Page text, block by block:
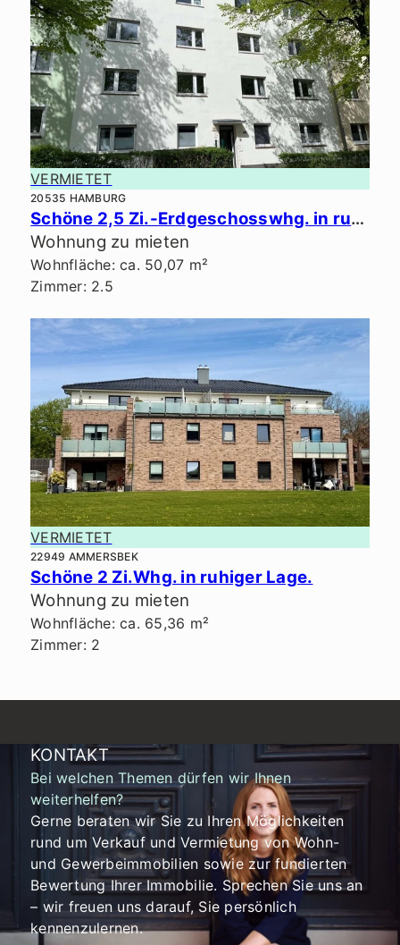
VERMIETET
20535 HAMBURG
Schöne 2,5 Zi.-Erdgeschosswhg. in ruhiger Lage.
Wohnung zu mieten
Wohnfläche: ca. 50,07 m²
Zimmer: 2.5
VERMIETET
22949 AMMERSBEK
Schöne 2 Zi.Whg. in ruhiger Lage.
Wohnung zu mieten
Wohnfläche: ca. 65,36 m²
Zimmer: 2
KONTAKT
Bei welchen Themen dürfen wir Ihnen
weiterhelfen?
Gerne beraten wir Sie zu Ihren Möglichkeiten
rund um Verkauf und Vermietung von Wohn-
und Gewerbeimmobilien sowie zur fundierten
Bewertung Ihrer Immobilie. Sprechen Sie uns an
– wir freuen uns darauf, Sie persönlich
kennenzulernen.